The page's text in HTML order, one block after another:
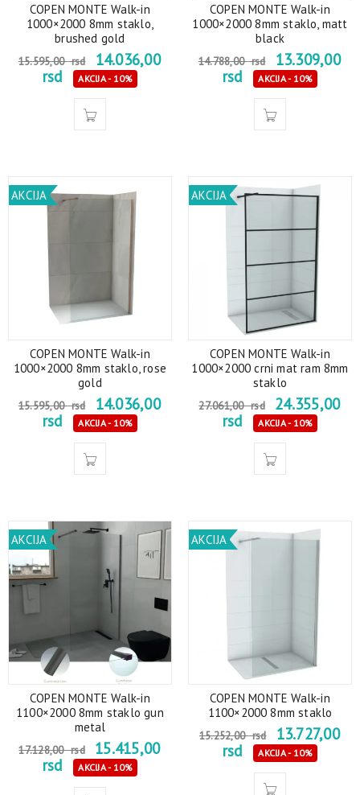
COPEN MONTE Walk-in
1000×2000 8mm staklo,
brushed gold
15.595,00rsd
14.036,00
rsd
AKCIJA - 10%
COPEN MONTE Walk-in
1000×2000 8mm staklo, matt
black
14.788,00rsd
13.309,00
rsd
AKCIJA - 10%
AKCIJA
COPEN MONTE Walk-in
1000×2000 8mm staklo, rose
gold
15.595,00rsd
14.036,00
rsd
AKCIJA - 10%
AKCIJA
COPEN MONTE Walk-in
1000×2000 crni mat ram 8mm
staklo
27.061,00rsd
24.355,00
rsd
AKCIJA - 10%
AKCIJA
COPEN MONTE Walk-in
1100×2000 8mm staklo gun
metal
17.128,00rsd
15.415,00
rsd
AKCIJA - 10%
AKCIJA
COPEN MONTE Walk-in
1100×2000 8mm staklo
15.252,00rsd
13.727,00
rsd
AKCIJA - 10%